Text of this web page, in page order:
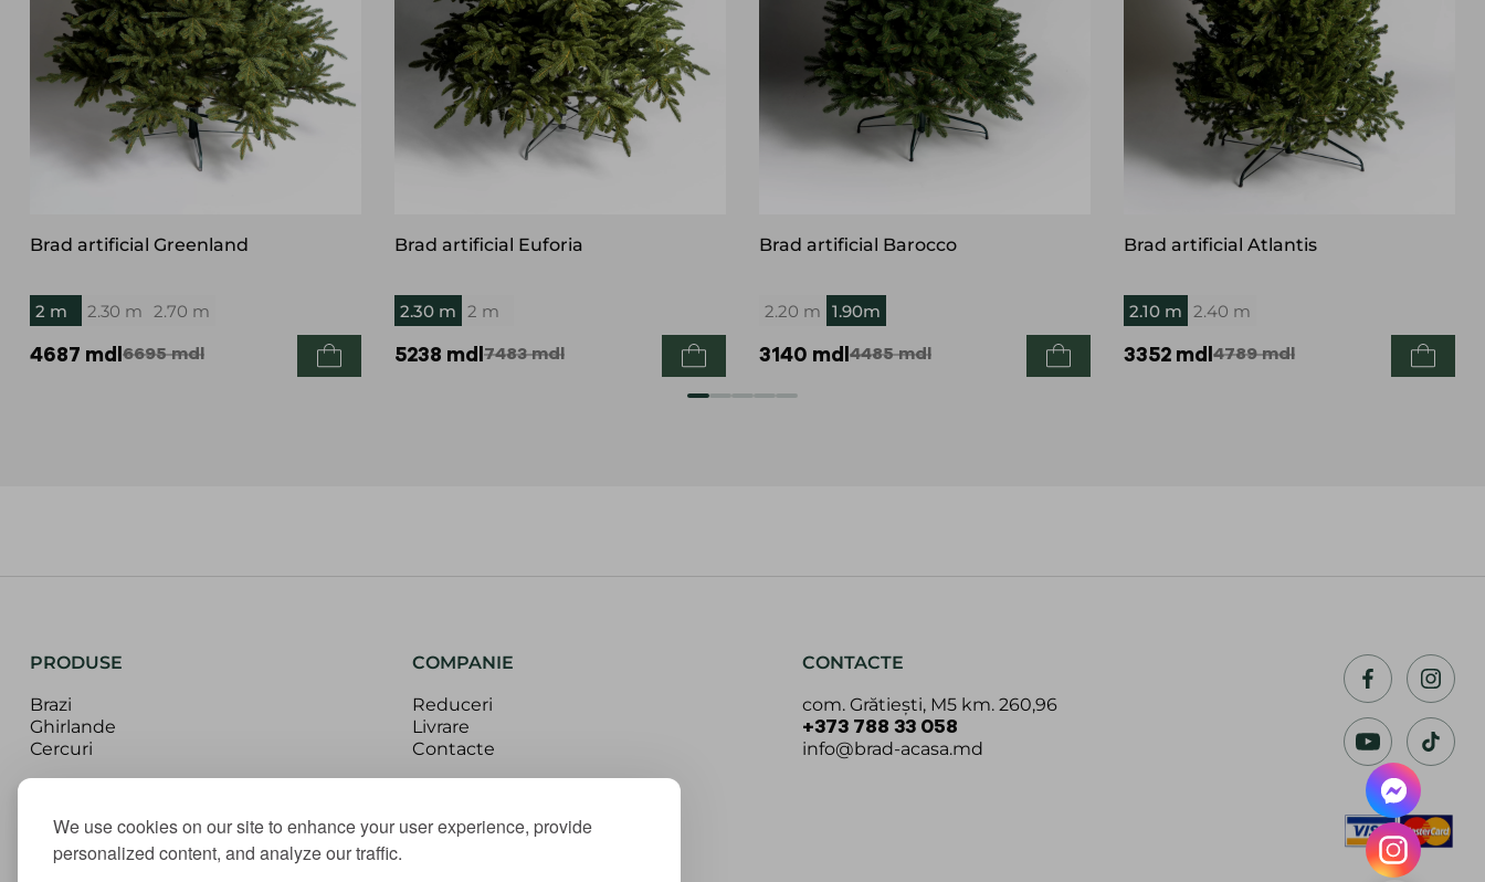
We use cookies on our site to enhance your user experience, provide
personalized content, and analyze our traffic.
Brad artificial Greenland
2 m 2.30 m 2.70 m
4687 mdl 6695mdl
Brad artificial Euforia
2.30 m 2 m
5238 mdl 7483mdl
Brad artificial Barocco
2.20 m 1.90m
3140 mdl 4485mdl
Brad artificial Atlantis
2.10 m 2.40 m
3352 mdl 4789mdl
PRODUSE
Brazi
Ghirlande
Сercuri
COMPANIE
Reduceri
Livrare
Contacte
CONTACTE
com. Grătiești, M5 km. 260,96
+373 788 33 058
info@brad-acasa.md